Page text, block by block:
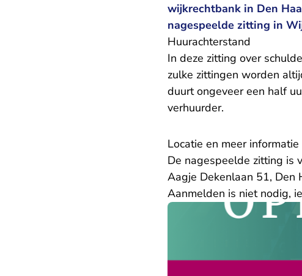
wijkrechtbank in Den
nagespeelde zitting in
Huurachterstand
In deze zitting over
zulke zittingen worden
duurt ongeveer een half
verhuurder.
Locatie en meer informatie
De nagespeelde zitting is
Aagje Dekenlaan 51, Den
Aanmelden is niet nodig,